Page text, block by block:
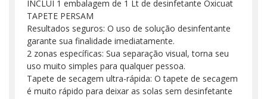
INCLUI 1 embalagem de 1 Lt de desinfetante Oxicuat
TAPETE PERSAM
Resultados seguros: O uso de solução desinfentante
garante sua finalidade imediatamente.
2 zonas específicas: Sua separação visual, torna seu
uso muito simples para qualquer pessoa.
Tapete de secagem ultra-rápida: O tapete de secagem
é muito rápido para deixar as solas sem desinfetante